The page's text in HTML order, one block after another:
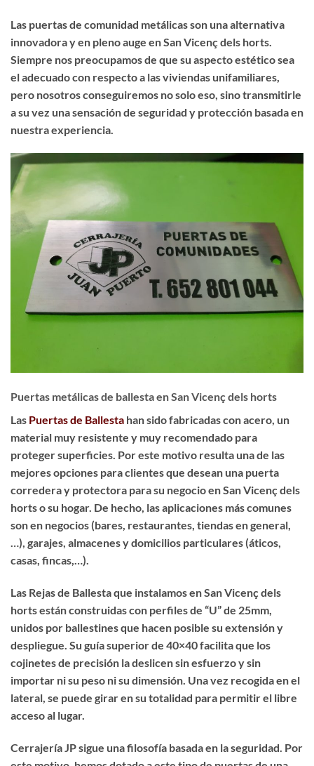
Las puertas de comunidad metálicas son una alternativa
innovadora y en pleno auge en San Vicenç dels horts.
Siempre nos preocupamos de que su aspecto estético sea
el adecuado con respecto a las viviendas unifamiliares,
pero nosotros conseguiremos no solo eso, sino transmitirle
a su vez una sensación de seguridad y protección basada en
nuestra experiencia.
Puertas metálicas de ballesta en San Vicenç dels horts
Las Puertas de Ballesta han sido fabricadas con acero, un
material muy resistente y muy recomendado para
proteger superficies. Por este motivo resulta una de las
mejores opciones para clientes que desean una puerta
corredera y protectora para su negocio en San Vicenç dels
horts o su hogar. De hecho, las aplicaciones más comunes
son en negocios (bares, restaurantes, tiendas en general,
…), garajes, almacenes y domicilios particulares (áticos,
casas, fincas,…).
Las Rejas de Ballesta que instalamos en San Vicenç dels
horts están construidas con perfiles de “U” de 25mm,
unidos por ballestines que hacen posible su extensión y
despliegue. Su guía superior de 40×40 facilita que los
cojinetes de precisión la deslicen sin esfuerzo y sin
importar ni su peso ni su dimensión. Una vez recogida en el
lateral, se puede girar en su totalidad para permitir el libre
acceso al lugar.
Cerrajería JP sigue una filosofía basada en la seguridad. Por